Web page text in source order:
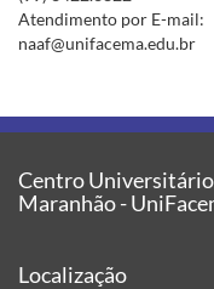
Atendimento por E-mail:
naaf@unifacema.edu.br
Centro Universitário
Maranhão -
Localização